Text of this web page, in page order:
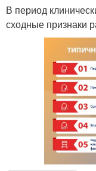
В период
сходные признаки